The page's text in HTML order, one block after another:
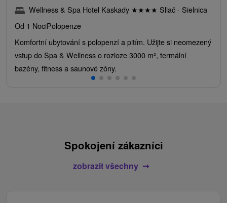
Wellness & Spa Hotel Kaskady ★★★★ Sliač - Sielnica
Od 1 NociPolopenze
Komfortní ubytování s polopenzí a pitím. Užijte si neomezený
vstup do Spa & Wellness o rozloze 3000 m², termální
bazény, fitness a saunové zóny.
Spokojení zákazníci
zobrazit všechny